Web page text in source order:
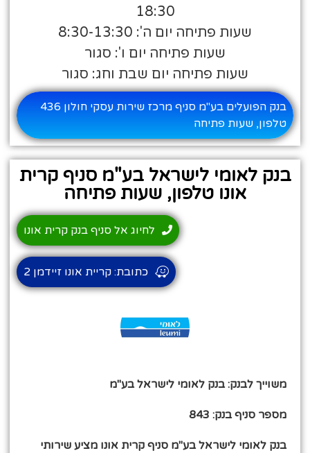
18:30
שעות פתיחה יום ה': 8:30-13:30
שעות פתיחה יום ו': סגור
שעות פתיחה יום שבת וחג: סגור
בנק הפועלים בע"מ סניף מרכז שירות עסקי חולון 436
טלפון, שעות פתיחה
בנק לאומי לישראל בע"מ סניף קרית
אונו טלפון, שעות פתיחה
משוייך לבנק: בנק לאומי לישראל בע"מ
מספר סניף בנק: 843
בנק לאומי לישראל בע"מ סניף קרית אונו מציע שירותי
לחיוג אל סניף בנק קרית אונו
כתובת: קריית אונו זיידמן 2